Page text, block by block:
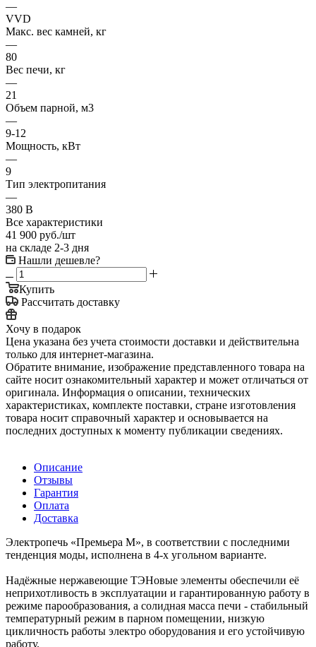
—
VVD
Макс. вес камней, кг
—
80
Вес печи, кг
—
21
Oбъем парной, м3
—
9-12
Мощность, кВт
—
9
Тип электропитания
—
380 В
Все характеристики
41 900 руб./шт
на складе 2-3 дня
Нашли дешевле?
Купить
Рассчитать доставку
Хочу в подарок
Цена указана без учета стоимости доставки и действительна
только для интернет-магазина.
Обратите внимание, изображение представленного товара на
сайте носит ознакомительный характер и может отличаться от
оригинала. Информация о описании, технических
характеристиках, комплекте поставки, стране изготовления
товара носит справочный характер и основывается на
последних доступных к моменту публикации сведениях.
Описание
Отзывы
Гарантия
Оплата
Доставка
Электропечь «Премьера М», в соответствии с поcледними
тенденция моды, исполнена в 4-х угольном варианте.
Надёжные нержавеющие ТЭНовые элементы обеспечили её
неприхотливость в эксплуатации и гарантированную работу в
режиме парообразования, а солидная масса печи - стабильный
температурный режим в парном помещении, низкую
цикличность работы электро оборудования и его устойчивую
работу.